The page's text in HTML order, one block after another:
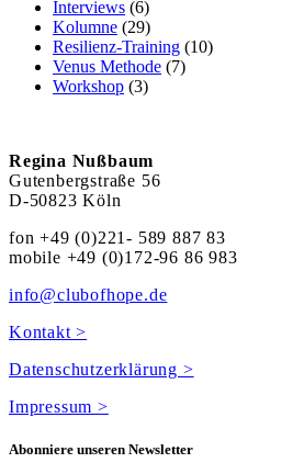
Interviews (6)
Kolumne (29)
Resilienz-Training (10)
Venus Methode (7)
Workshop (3)
Regina Nußbaum
Gutenbergstraße 56
D-50823 Köln
fon +49 (0)221- 589 887 83
mobile +49 (0)172-96 86 983
info@clubofhope.de
Kontakt >
Datenschutzerklärung >
Impressum >
Abonniere unseren Newsletter